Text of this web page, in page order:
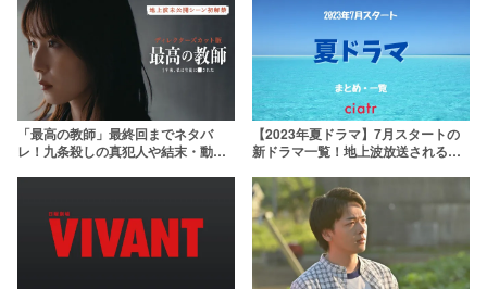
「最高の教師」最終回までネタバ
レ！九条殺しの真犯人や結末・動機
【2023年夏ドラマ】7月スタートの
新ドラマ一覧！地上波放送される注